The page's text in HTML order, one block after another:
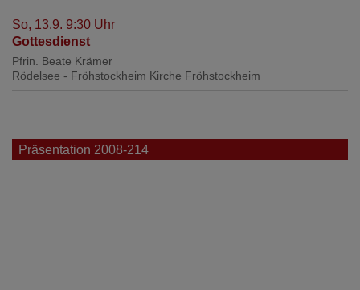
So, 13.9. 9:30 Uhr
Gottesdienst
Pfrin. Beate Krämer
Rödelsee - Fröhstockheim Kirche Fröhstockheim
Präsentation 2008-214